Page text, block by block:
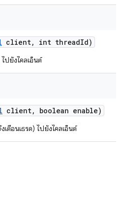
client, int threadId)
ปยังไคลเอ็นต์
client, boolean enable)
เตือนเธรด) ไปยังไคลเอ็นต์